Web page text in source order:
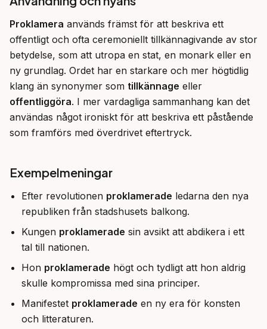
Proklamera används främst för att beskriva ett
offentligt och ofta ceremoniellt tillkännagivande av stor
betydelse, som att utropa en stat, en monark eller en
ny grundlag. Ordet har en starkare och mer högtidlig
klang än synonymer som tillkännage
offentliggöra. I mer vardagliga sammanhang kan det
användas något ironiskt för att beskriva ett påstående
som framförs med överdrivet eftertryck.
Exempelmeningar
Efter revolutionen proklamerade ledarna den nya
republiken från stadshusets balkong.
Kungen proklamerade sin avsikt att abdikera i ett
tal till nationen.
Hon proklamerade högt och tydligt att hon aldrig
skulle kompromissa med sina principer.
Manifestet proklamerade en ny era för konsten
och litteraturen.